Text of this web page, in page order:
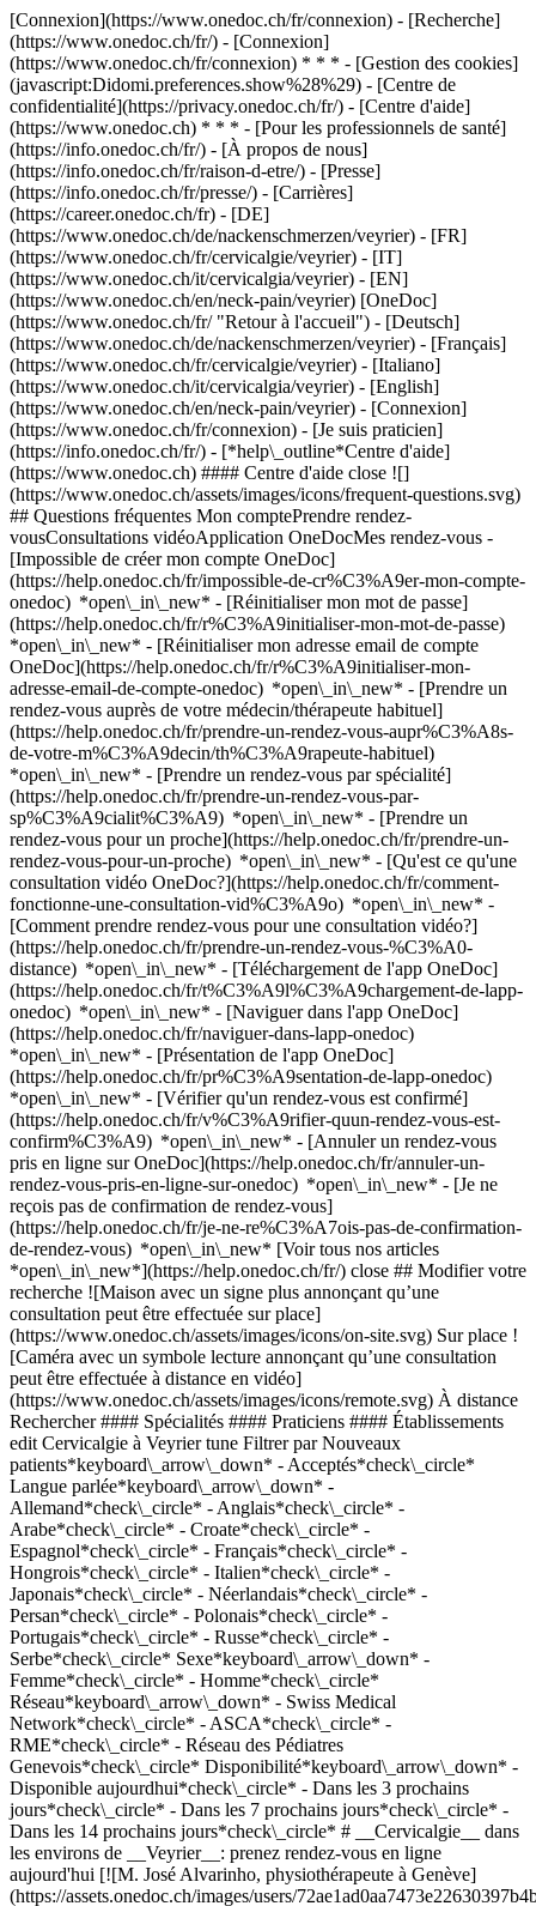
[Connexion](https://www.onedoc.ch/fr/connexion) - [Recherche]
(https://www.onedoc.ch/fr/) - [Connexion]
(https://www.onedoc.ch/fr/connexion) * * * - [Gestion des cookies]
(javascript:Didomi.preferences.show%28%29) - [Centre de
confidentialité](https://privacy.onedoc.ch/fr/) - [Centre d'aide]
(https://www.onedoc.ch) * * * - [Pour les professionnels de santé]
(https://info.onedoc.ch/fr/) - [À propos de nous]
(https://info.onedoc.ch/fr/raison-d-etre/) - [Presse]
(https://info.onedoc.ch/fr/presse/) - [Carrières]
(https://career.onedoc.ch/fr) - [DE]
(https://www.onedoc.ch/de/nackenschmerzen/veyrier) - [FR]
(https://www.onedoc.ch/fr/cervicalgie/veyrier) - [IT]
(https://www.onedoc.ch/it/cervicalgia/veyrier) - [EN]
(https://www.onedoc.ch/en/neck-pain/veyrier) [OneDoc]
(https://www.onedoc.ch/fr/ "Retour à l'accueil") - [Deutsch]
(https://www.onedoc.ch/de/nackenschmerzen/veyrier) - [Français]
(https://www.onedoc.ch/fr/cervicalgie/veyrier) - [Italiano]
(https://www.onedoc.ch/it/cervicalgia/veyrier) - [English]
(https://www.onedoc.ch/en/neck-pain/veyrier) - [Connexion]
(https://www.onedoc.ch/fr/connexion) - [Je suis praticien]
(https://info.onedoc.ch/fr/) - [*help\_outline*Centre d'aide]
(https://www.onedoc.ch) #### Centre d'aide close ![]
(https://www.onedoc.ch/assets/images/icons/frequent-questions.svg)
## Questions fréquentes Mon comptePrendre rendez-
vousConsultations vidéoApplication OneDocMes rendez-vous -
[Impossible de créer mon compte OneDoc]
(https://help.onedoc.ch/fr/impossible-de-cr%C3%A9er-mon-compte-
onedoc) *open\_in\_new* - [Réinitialiser mon mot de passe]
(https://help.onedoc.ch/fr/r%C3%A9initialiser-mon-mot-de-passe)
*open\_in\_new* - [Réinitialiser mon adresse email de compte
OneDoc](https://help.onedoc.ch/fr/r%C3%A9initialiser-mon-
adresse-email-de-compte-onedoc) *open\_in\_new* - [Prendre un
rendez-vous auprès de votre médecin/thérapeute habituel]
(https://help.onedoc.ch/fr/prendre-un-rendez-vous-aupr%C3%A8s-
de-votre-m%C3%A9decin/th%C3%A9rapeute-habituel)
*open\_in\_new* - [Prendre un rendez-vous par spécialité]
(https://help.onedoc.ch/fr/prendre-un-rendez-vous-par-
sp%C3%A9cialit%C3%A9) *open\_in\_new* - [Prendre un
rendez-vous pour un proche](https://help.onedoc.ch/fr/prendre-un-
rendez-vous-pour-un-proche) *open\_in\_new* - [Qu'est ce qu'une
consultation vidéo OneDoc?](https://help.onedoc.ch/fr/comment-
fonctionne-une-consultation-vid%C3%A9o) *open\_in\_new* -
[Comment prendre rendez-vous pour une consultation vidéo?]
(https://help.onedoc.ch/fr/prendre-un-rendez-vous-%C3%A0-
distance) *open\_in\_new* - [Téléchargement de l'app OneDoc]
(https://help.onedoc.ch/fr/t%C3%A9l%C3%A9chargement-de-lapp-
onedoc) *open\_in\_new* - [Naviguer dans l'app OneDoc]
(https://help.onedoc.ch/fr/naviguer-dans-lapp-onedoc)
*open\_in\_new* - [Présentation de l'app OneDoc]
(https://help.onedoc.ch/fr/pr%C3%A9sentation-de-lapp-onedoc)
*open\_in\_new* - [Vérifier qu'un rendez-vous est confirmé](https://help.onedoc.ch/fr/v%C3%A9rifier-quun-rendez-vous-est-confirm%C3%A9) *open\_in\_new* - [Annuler un rendez-vous pris en ligne sur OneDoc](https://help.onedoc.ch/fr/annuler-un-rendez-vous-pris-en-ligne-sur-onedoc) *open\_in\_new* - [Je ne reçois pas de confirmation de rendez-vous](https://help.onedoc.ch/fr/je-ne-re%C3%A7ois-pas-de-confirmation-de-rendez-vous) *open\_in\_new* [Voir tous nos articles *open\_in\_new*](https://help.onedoc.ch/fr/) close ## Modifier votre recherche ![Maison avec un signe plus annonçant qu’une consultation peut être effectuée sur place](https://www.onedoc.ch/assets/images/icons/on-site.svg) Sur place ![Caméra avec un symbole lecture annonçant qu’une consultation peut être effectuée à distance en vidéo](https://www.onedoc.ch/assets/images/icons/remote.svg) À distance Rechercher #### Spécialités #### Praticiens #### Établissements edit Cervicalgie à Veyrier tune Filtrer par Nouveaux patients*keyboard\_arrow\_down* - Acceptés*check\_circle* Langue parlée*keyboard\_arrow\_down* - Allemand*check\_circle* - Anglais*check\_circle* - Arabe*check\_circle* - Croate*check\_circle* - Espagnol*check\_circle* - Français*check\_circle* - Hongrois*check\_circle* - Italien*check\_circle* - Japonais*check\_circle* - Néerlandais*check\_circle* - Persan*check\_circle* - Polonais*check\_circle* - Portugais*check\_circle* - Russe*check\_circle* - Serbe*check\_circle* Sexe*keyboard\_arrow\_down* - Femme*check\_circle* - Homme*check\_circle* Réseau*keyboard\_arrow\_down* - Swiss Medical Network*check\_circle* - ASCA*check\_circle* - RME*check\_circle* - Réseau des Pédiatres Genevois*check\_circle* Disponibilité*keyboard\_arrow\_down* - Disponible aujourdhui*check\_circle* - Dans les 3 prochains jours*check\_circle* - Dans les 7 prochains jours*check\_circle* - Dans les 14 prochains jours*check\_circle* # __Cervicalgie__ dans les environs de __Veyrier__: prenez rendez-vous en ligne aujourd'hui [![M. José Alvarinho, physiothérapeute à Genève](https://assets.onedoc.ch/images/users/72ae1ad0aa7473e22630397b4b3ab4564633dc85e3be94b40bde63c8c73dcf5d-small.png "M. José Alvarinho, physiothérapeute à Genève")](https://www.onedoc.ch/fr/physiotherapeute/geneve/pcqgl/jose-alvarinho) ### [M. José Alvarinho](https://www.onedoc.ch/fr/physiotherapeute/geneve/pcqgl/jose-alvarinho) ![Badge indiquant un profil vérifié](https://www.onedoc.ch/assets/images/icons/checkmark.svg) [Physiothérapeute](https://www.onedoc.ch/fr/physiotherapeute/geneve) [Centre Médical des Crêts-de-Champel](https://www.onedoc.ch/fr/cabinet-de-groupe/geneve/e19w/centre-medical-des-crets-de-champel) Chemin des Crêts de Champel 12 1206 Genève ![Icône patient avec un signe plus annonçant que le professionnel accepte de nouveaux patients](https://www.onedoc.ch/assets/images/icons/new-patients.svg)Accepte les nouveaux patients [Réserver un RDV](https://www.onedoc.ch/fr/physiotherapeute/geneve/pcqgl/jose-alvarinho) Expertises:[Cervicalgie](https://www.onedoc.ch/fr/cervicalgie/geneve), [Entraînement de l'équilibre](https://www.onedoc.ch/fr/entrainement-de-l-equilibre/geneve), [Physiothérapie durant la grossesse](https://www.onedoc.ch/fr/physiotherapie-durant-la-grossesse/geneve), [Physiothérapie neurologique](https://www.onedoc.ch/fr/physiotherapie-neurologique/geneve), [Récupération physiothérapeutique du sportif](https://www.onedoc.ch/fr/recuperation-physiotherapeutique-du-sportif/geneve), [Bilan postural](https://www.onedoc.ch/fr/bilan-postural/geneve), [Rééducation musculo-squelettique](https://www.onedoc.ch/fr/reeducation-musculo-squelettique/geneve)Voir plus *chevron\_left* lun. 03 août *chevron\_right* Voir plus de rendez-vous *error\_outline* Une erreur s'est produite lors du chargement des disponibilités [Réessayer](https://www.onedoc.ch) Expertises:[Cervicalgie](https://www.onedoc.ch/fr/cervicalgie/geneve), [Entraînement de l'équilibre](https://www.onedoc.ch/fr/entrainement-de-l-equilibre/geneve), [Physiothérapie durant la grossesse](https://www.onedoc.ch/fr/physiotherapie-durant-la-grossesse/geneve), [Physiothérapie neurologique](https://www.onedoc.ch/fr/physiotherapie-neurologique/geneve), [Récupération physiothérapeutique du sportif](https://www.onedoc.ch/fr/recuperation-physiotherapeutique-du-sportif/geneve), [Bilan postural](https://www.onedoc.ch/fr/bilan-postural/geneve), [Rééducation musculo-squelettique](https://www.onedoc.ch/fr/reeducation-musculo-squelettique/geneve)Voir plus [![Mme Cristiana Costa Faria, physiothérapeute à Genève](https://assets.onedoc.ch/images/users/8aa83460f2ac399722ac080a4b3cac2a7f87dad9619fc5e2281834baee1eb680-small.jpg "Mme Cristiana Costa Faria, physiothérapeute à Genève")](https://www.onedoc.ch/fr/physiotherapeute/geneve/pcopk/cristiana-costa-faria) ### [Mme Cristiana Costa Faria](https://www.onedoc.ch/fr/physiotherapeute/geneve/pcopk/cristiana-costa-faria) ![Badge indiquant un profil vérifié](https://www.onedoc.ch/assets/images/icons/checkmark.svg) [Physiothérapeute](https://www.onedoc.ch/fr/physiotherapeute/geneve) [Cabinet Médical du docteur Zotter](https://www.onedoc.ch/fr/cabinet-medical/geneve/e822/cabinet-medical-du-docteur-zotter) Chemin Bizot 4 1208 Genève ![Icône patient avec un signe plus annonçant que le professionnel accepte de nouveaux patients](https://www.onedoc.ch/assets/images/icons/new-patients.svg)Accepte les nouveaux patients [Réserver un RDV](https://www.onedoc.ch/fr/physiotherapeute/geneve/pcopk/cristiana-costa-faria) Expertises:[Cervicalgie](https://www.onedoc.ch/fr/cervicalgie/geneve), [Physiothérapie durant la grossesse](https://www.onedoc.ch/fr/physiotherapie-durant-la-grossesse/geneve), [Rééducation du périnée | Rééducation post-partum | réhabilitation génito-urinaire](https://www.onedoc.ch/fr/reeducation-du-perinee-reeducation-post-partum-rehabilitation-genito-urinaire/geneve), [Bilan postural](https://www.onedoc.ch/fr/bilan-postural/geneve), [Rééducation musculo-squelettique](https://www.onedoc.ch/fr/reeducation-musculo-squelettique/geneve)Voir plus *chevron\_left* lun. 03 août *chevron\_right* Voir plus de rendez-vous *error\_outline* Une erreur s'est produite lors du chargement des disponibilités [Réessayer](https://www.onedoc.ch) Expertises:[Cervicalgie](https://www.onedoc.ch/fr/cervicalgie/geneve), [Physiothérapie durant la grossesse](https://www.onedoc.ch/fr/physiotherapie-durant-la-grossesse/geneve), [Rééducation du périnée | Rééducation post-partum | réhabilitation génito-urinaire](https://www.onedoc.ch/fr/reeducation-du-perinee-reeducation-post-partum-rehabilitation-genito-urinaire/geneve), [Bilan postural](https://www.onedoc.ch/fr/bilan-postural/geneve), [Rééducation musculo-squelettique](https://www.onedoc.ch/fr/reeducation-musculo-squelettique/geneve)Voir plus [![M. Sébastien Veillet, physiothérapeute à Carouge](https://assets.onedoc.ch/images/users/c04f0dbb119921f4288d6522093a57d4814030815081f1a54ceba24e53dc896e-small.jpg "M. Sébastien Veillet, physiothérapeute à Carouge")](https://www.onedoc.ch/fr/physiotherapeute/carouge/pc2af/sebastien-veillet) ### [M. Sébastien Veillet](https://www.onedoc.ch/fr/physiotherapeute/carouge/pc2af/sebastien-veillet) ![Badge indiquant un profil vérifié](https://www.onedoc.ch/assets/images/icons/checkmark.svg) [Physiothérapeute](https://www.onedoc.ch/fr/physiotherapeute/carouge) [Physio'Sport K-Rouge](https://www.onedoc.ch/fr/cabinet-de-physiotherapie/carouge/ebdi3/physio-sport-k-rouge) Rue Jacques-Grosselin 25 1227 Carouge ![Icône patient avec un signe plus annonçant que le professionnel accepte de nouveaux patients](https://www.onedoc.ch/assets/images/icons/new-patients.svg)Accepte les nouveaux patients [Réserver un RDV](https://www.onedoc.ch/fr/physiotherapeute/carouge/pc2af/sebastien-veillet) Expertises:[Cervicalgie](https://www.onedoc.ch/fr/cervicalgie/carouge), [Arthrose](https://www.onedoc.ch/fr/arthrose/carouge), [Déchirure du ménisque | Rupture du ménisque | Lésion du ménisque](https://www.onedoc.ch/fr/dechirure-du-menisque-rupture-du-menisque-lesion-du-menisque/carouge), [Entraînement de l'équilibre](https://www.onedoc.ch/fr/entrainement-de-l-equilibre/carouge), [Physiothérapie neurologique](https://www.onedoc.ch/fr/physiotherapie-neurologique/carouge), [Récupération physiothérapeutique du sportif](https://www.onedoc.ch/fr/recuperation-physiotherapeutique-du-sportif/carouge), [Physiothérapie à domicile](https://www.onedoc.ch/fr/physiotherapie-a-domicile/carouge), [Bilan postural](https://www.onedoc.ch/fr/bilan-postural/carouge), [Rééducation musculo-squelettique](https://www.onedoc.ch/fr/reeducation-musculo-squelettique/carouge)Voir plus *chevron\_left* lun. 03 août *chevron\_right* Voir plus de rendez-vous *error\_outline* Une erreur s'est produite lors du chargement des disponibilités [Réessayer](https://www.onedoc.ch) Expertises:[Cervicalgie](https://www.onedoc.ch/fr/cervicalgie/carouge), [Arthrose](https://www.onedoc.ch/fr/arthrose/carouge), [Déchirure du ménisque | Rupture du ménisque | Lésion du ménisque](https://www.onedoc.ch/fr/dechirure-du-menisque-rupture-du-menisque-lesion-du-menisque/carouge), [Entraînement de l'équilibre](https://www.onedoc.ch/fr/entrainement-de-l-equilibre/carouge), [Physiothérapie neurologique](https://www.onedoc.ch/fr/physiotherapie-neurologique/carouge), [Récupération physiothérapeutique du sportif](https://www.onedoc.ch/fr/recuperation-physiotherapeutique-du-sportif/carouge), [Physiothérapie à domicile](https://www.onedoc.ch/fr/physiotherapie-a-domicile/carouge), [Bilan postural](https://www.onedoc.ch/fr/bilan-postural/carouge), [Rééducation musculo-squelettique](https://www.onedoc.ch/fr/reeducation-musculo-squelettique/carouge)Voir plus [![Mme Marisa Ghinet, physiothérapeute pédiatrique à Thônex](https://assets.onedoc.ch/images/users/8f91e71a5d1771aba13aa3446cf75139f87abcad24ab6328b8e1ffceb1aaa0ff-small.png "Mme Marisa Ghinet, physiothérapeute pédiatrique à Thônex